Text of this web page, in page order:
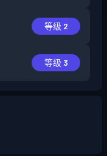
等级 2
等级 3